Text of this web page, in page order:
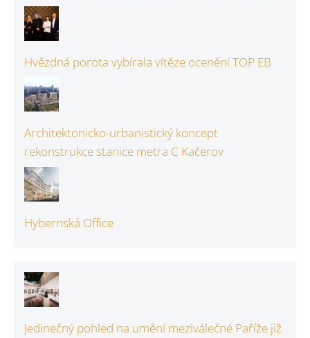
Hvězdná porota vybírala vítěze ocenění TOP EB
Architektonicko-urbanistický koncept
rekonstrukce stanice metra C Kačerov
Hybernská Office
Jedinečný pohled na umění meziválečné Paříže již